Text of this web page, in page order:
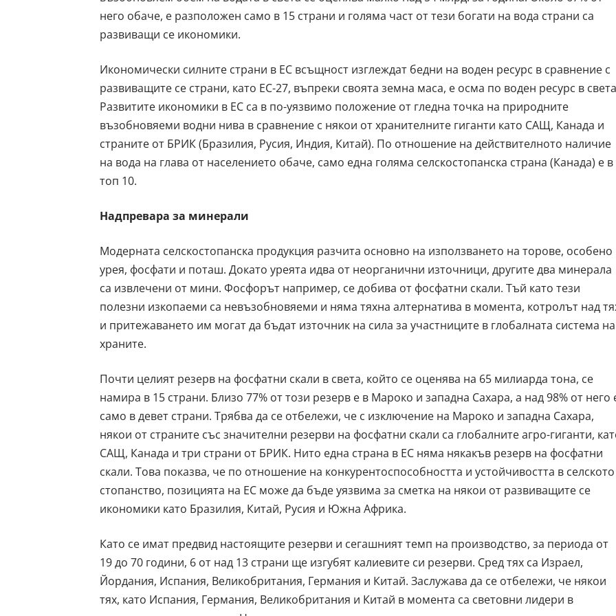
него обаче, е разположен само в 15 страни и голяма част от тези богати на вода страни са
развиващи се икономики.
Икономически силните страни в ЕС всъщност изглеждат бедни на воден ресурс в сравнение с
развиващите се страни, като ЕС-27, въпреки своята земна маса, е осма по воден ресурс в
Развитите икономики в ЕС са в по-уязвимо положение от гледна точка на природните
възобновяеми водни нива в сравнение с някои от хранителните гиганти като САЩ, Канада и
страните от БРИК (Бразилия, Русия, Индия, Китай). По отношение на действителното наличие
на вода на глава от населението обаче, само една голяма селскостопанска страна (Канада) е в
топ 10.
Надпревара за минерали
Модерната селскостопанска продукция разчита основно на използването на торове, особено
урея, фосфати и поташ. Докато уреята идва от неорганични източници, другите два минерала
са извлечени от мини. Фосфорът например, се добива от фосфатни скали. Тъй като тези
полезни изкопаеми са невъзобновяеми и няма тяхна алтернатива в момента, котролът над
и притежаването им могат да бъдат източник на сила за участниците в глобалната система на
храните.
Почти целият резерв на фосфатни скали в света, който се оценява на 65 милиарда тона, се
намира в 15 страни. Близо 77% от този резерв е в Мароко и западна Сахара, а над 98% от него
само в девет страни. Трябва да се отбележи, че с изключение на Мароко и западна Сахара,
някои от страните със значителни резерви на фосфатни скали са глобалните агро-гиганти,
САЩ, Канада и три страни от БРИК. Нито една страна в ЕС няма някакъв резерв на фосфатни
скали. Това показва, че по отношение на конкурентоспособността и устойчивостта в селското
стопанство, позицията на ЕС може да бъде уязвима за сметка на някои от развиващите се
икономики като Бразилия, Китай, Русия и Южна Африка.
Като се имат предвид настоящите резерви и сегашният темп на производство, за периода от
19 до 70 години, 6 от над 13 страни ще изгубят калиевите си резерви. Сред тях са Израел,
Йордания, Испания, Великобритания, Германия и Китай. Заслужава да се отбележи, че някои
тях, като Испания, Германия, Великобритания и Китай в момента са световни лидери в